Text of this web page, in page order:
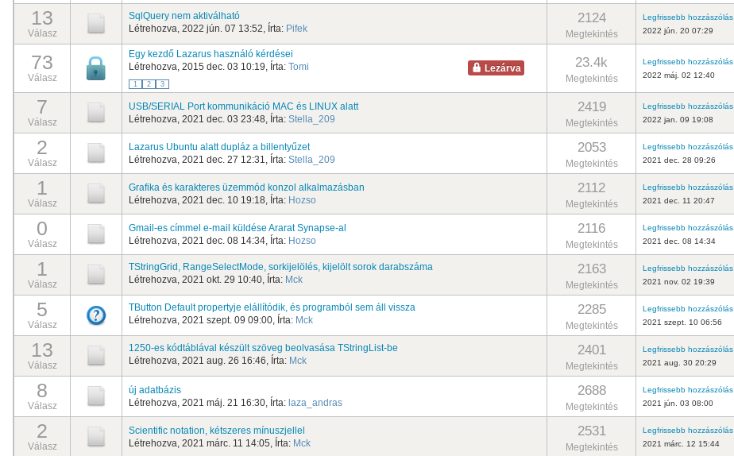
13
Válasz
SqlQuery nem aktiválható
Létrehozva, 2022 jún. 07 13:52, Írta: Pifek
2124
Megtekintés
Legfrissebb hozzászólás
2022 jún. 20 07:29
73
Válasz
Egy kezdő Lazarus használó kérdései
Létrehozva, 2015 dec. 03 10:19, Írta: Tomi Lezárva
1 2 3
23.4k
Megtekintés
Legfrissebb hozzászólás
2022 máj. 02 12:40
7
Válasz
USB/SERIAL Port kommunikáció MAC és LINUX alatt
Létrehozva, 2021 dec. 03 23:48, Írta: Stella_209
2419
Megtekintés
Legfrissebb hozzászólás
2022 jan. 09 19:08
2
Válasz
Lazarus Ubuntu alatt dupláz a billentyűzet
Létrehozva, 2021 dec. 27 12:31, Írta: Stella_209
2053
Megtekintés
Legfrissebb hozzászólás
2021 dec. 28 09:26
1
Válasz
Grafika és karakteres üzemmód konzol alkalmazásban
Létrehozva, 2021 dec. 10 19:18, Írta: Hozso
2112
Megtekintés
Legfrissebb hozzászólás
2021 dec. 11 20:47
0
Válasz
Gmail-es címmel e-mail küldése Ararat Synapse-al
Létrehozva, 2021 dec. 08 14:34, Írta: Hozso
2116
Megtekintés
Legfrissebb hozzászólás
2021 dec. 08 14:34
1
Válasz
TStringGrid, RangeSelectMode, sorkijelölés, kijelölt sorok darabszáma
Létrehozva, 2021 okt. 29 10:40, Írta: Mck
2163
Megtekintés
Legfrissebb hozzászólás
2021 nov. 02 19:39
5
Válasz
TButton Default propertyje elállítódik, és programból sem áll vissza
Létrehozva, 2021 szept. 09 09:00, Írta: Mck
2285
Megtekintés
Legfrissebb hozzászólás
2021 szept. 10 06:56
13
Válasz
1250-es kódtáblával készült szöveg beolvasása TStringList-be
Létrehozva, 2021 aug. 26 16:46, Írta: Mck
2401
Megtekintés
Legfrissebb hozzászólás
2021 aug. 30 20:29
8
Válasz
új adatbázis
Létrehozva, 2021 máj. 21 16:30, Írta: laza_andras
2688
Megtekintés
Legfrissebb hozzászólás
2021 jún. 03 08:00
2
Válasz
Scientific notation, kétszeres mínuszjellel
Létrehozva, 2021 márc. 11 14:05, Írta: Mck
2531
Megtekintés
Legfrissebb hozzászólás
2021 márc. 12 15:44